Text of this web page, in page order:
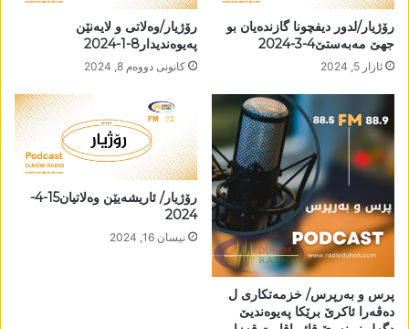
رۆژیار/لدور دیفچونا گازندەیان بو
جھێ مەبەستێ4-3-2024
ئازار 5, 2024
رۆژیار/وەلاتی و لایەنێن
پەیوەندیدار8-1-2024
كانونی دووه‌م 8, 2024
پرس و بەرپرس/ خزمەتکاری ل
دەڤەرا ئاکرێ برێکا پەیوەندیێ
رۆژیار/ ئاریشەیێن وەلاتیان15-4-
2024
نیسان 16, 2024